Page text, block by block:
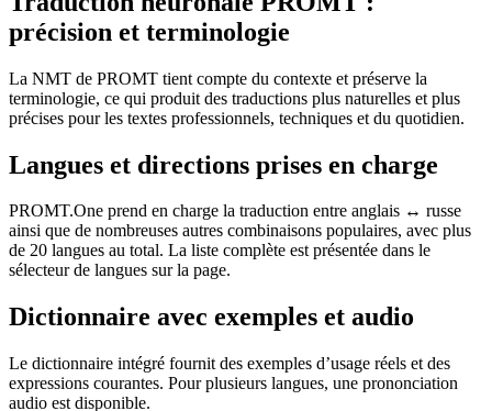
précision et terminologie
La NMT de PROMT tient compte du contexte et préserve la
terminologie, ce qui produit des traductions plus naturelles et plus
précises pour les textes professionnels, techniques et du quotidien.
Langues et directions prises en charge
PROMT.One prend en charge la traduction entre anglais ↔ russe
ainsi que de nombreuses autres combinaisons populaires, avec plus
de 20 langues au total. La liste complète est présentée dans le
sélecteur de langues sur la page.
Dictionnaire avec exemples et audio
Le dictionnaire intégré fournit des exemples d’usage réels et des
expressions courantes. Pour plusieurs langues, une prononciation
audio est disponible.